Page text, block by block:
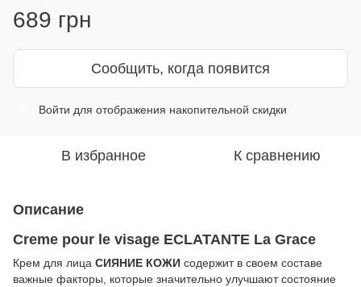
689 грн
Сообщить, когда появится
Войти для отображения накопительной скидки
В избранное К сравнению
Описание
Creme pour le visage ECLATANTE La Grace
Крем для лица СИЯНИЕ КОЖИ содержит в своем составе
важные факторы, которые значительно улучшают состояние